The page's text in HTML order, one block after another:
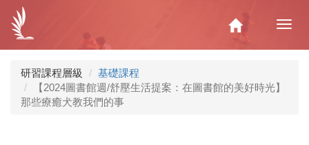
內
Home
研習課程層級
基礎課程
【2024圖書館週/舒壓生活提案：在圖書館的美好時光】
那些療癒犬教我們的事